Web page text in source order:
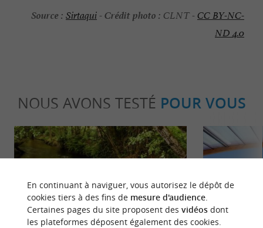
Source : Sirtaqui-Crédit photo : CLNT -CC BY-NC-
ND 4.0
NOUS AVONS TESTÉ POUR VOUS
Sportive Détente
En continuant à naviguer, vous autorisez le dépôt de
cookies tiers à des fins de mesure d'audience.
Certaines pages du site proposent des vidéosdont
les plateformes déposent également des cookies.